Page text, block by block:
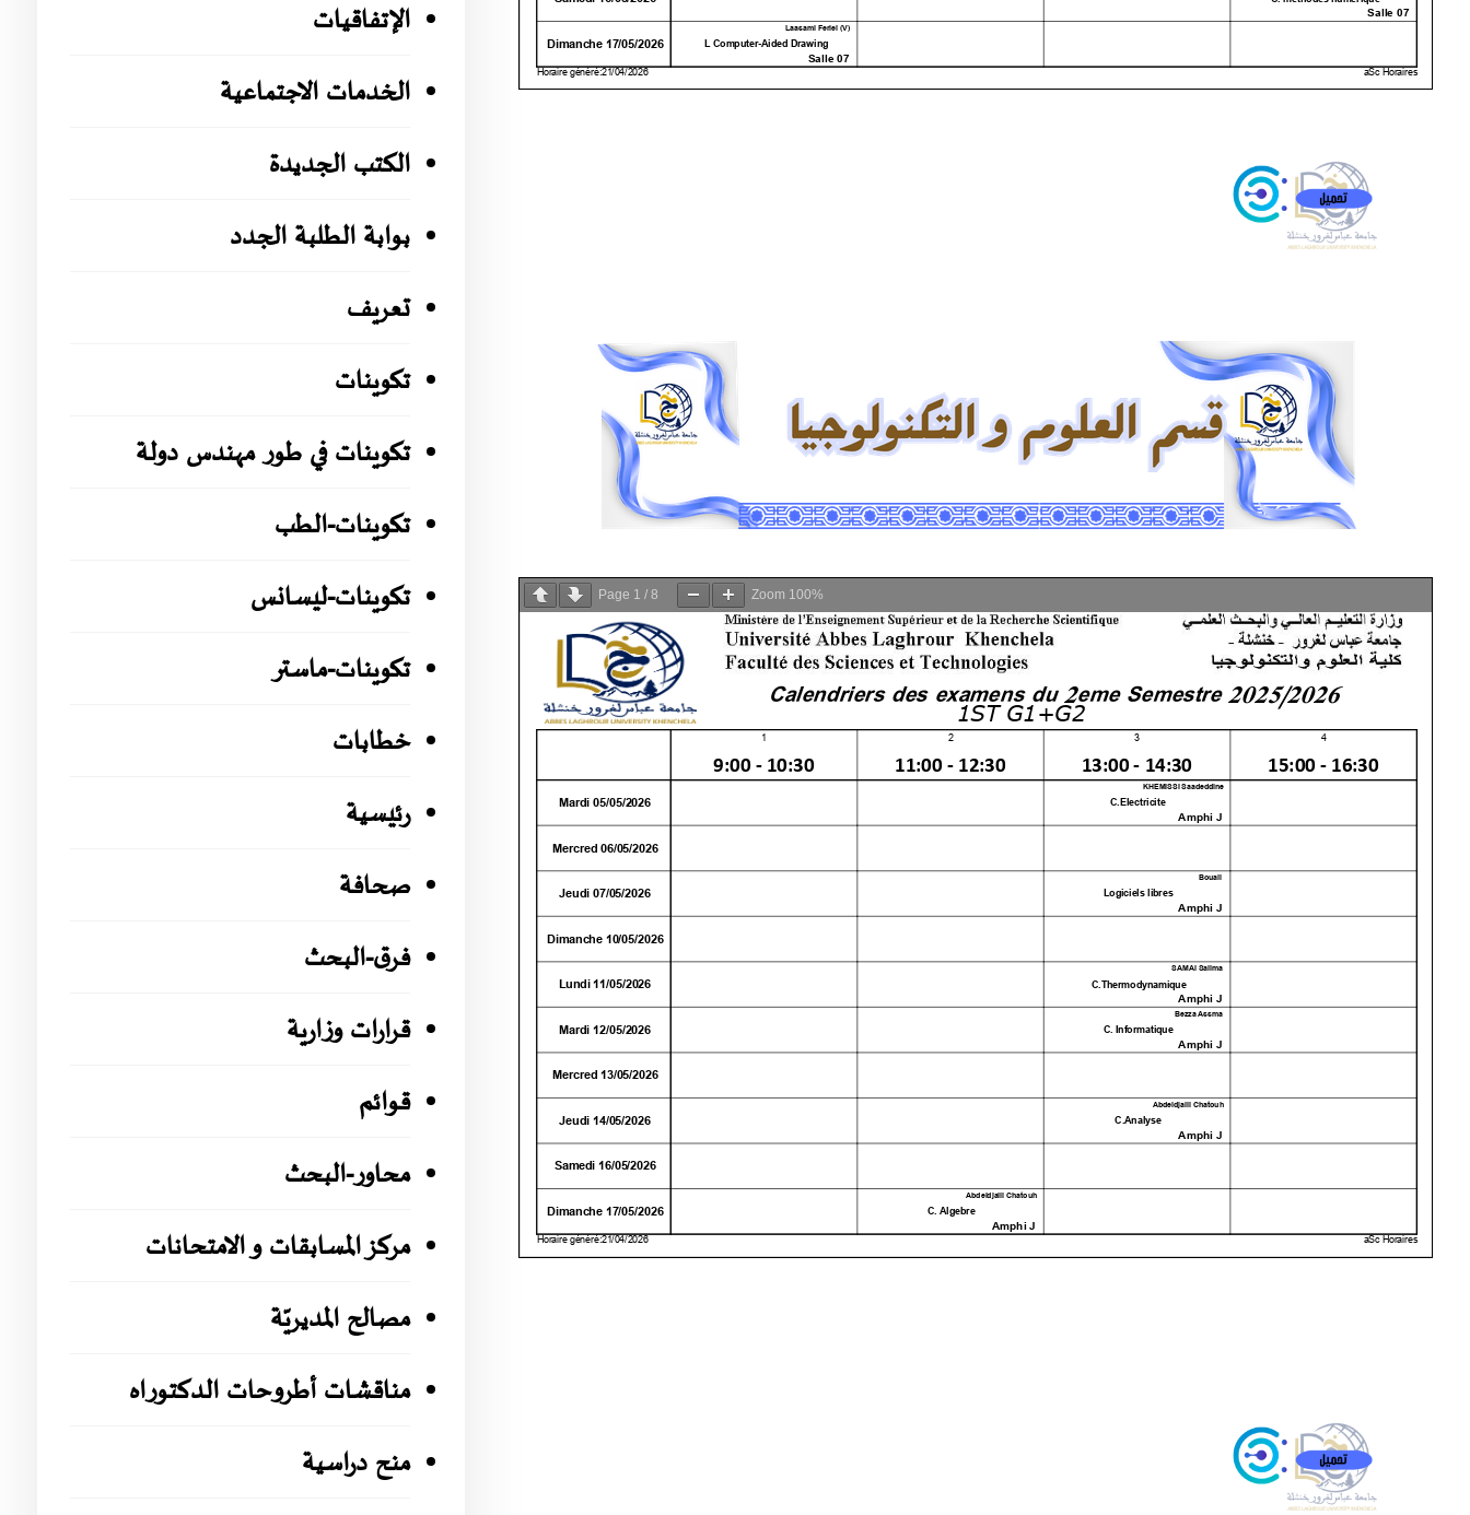
Page 1 /8 Zoom 100%
الإتفاقيات
الخدمات الاجتماعية
الكتب الجديدة
بوابة الطلبة الجدد
تعريف
تكوينات
تكوينات في طور مهندس دولة
تكوينات-الطب
تكوينات-ليسانس
تكوينات-ماستر
خطابات
رئيسية
صحافة
فرق-البحث
قرارات وزارية
قوائم
محاور-البحث
مركز المسابقات و الامتحانات
مصالح المديريّة
مناقشات أطروحات الدكتوراه
منح دراسية